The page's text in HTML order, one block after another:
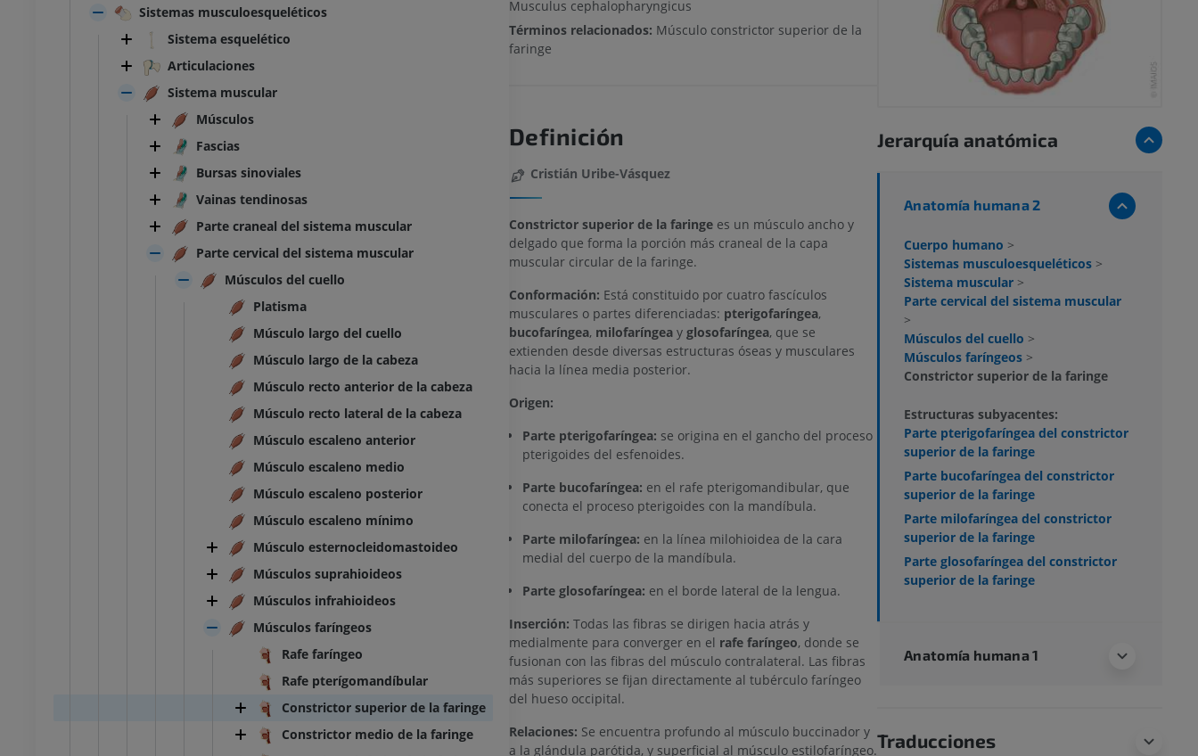
Sistemas musculoesqueléticos
Sistema esquelético
Articulaciones
Sistema muscular
Músculos
Fascias
Bursas sinoviales
Vainas tendinosas
Parte craneal del sistema muscular
Parte cervical del sistema muscular
Músculos del cuello
Platisma
Músculo largo del cuello
Músculo largo de la cabeza
Músculo recto anterior de la cabeza
Músculo recto lateral de la cabeza
Músculo escaleno anterior
Músculo escaleno medio
Músculo escaleno posterior
Músculo escaleno mínimo
Músculo esternocleidomastoideo
Músculos suprahioideos
Músculos infrahioideos
Músculos faríngeos
Rafe faríngeo
Rafe pterígomandíbular
Constrictor superior de la faringe
Constrictor medio de la faringe
Musculus cephalopharyngicus
Términos relacionados: Músculo constrictor superior de la
faringe
Definición
Cristián Uribe-Vásquez
Constrictor superior de la faringees un músculo ancho y
delgado que forma la porción más craneal de la capa
muscular circular de la faringe.
Conformación: Está constituido por cuatro fascículos
musculares o partes diferenciadas: pterigofaríngea,
bucofaríngea, milofaríngeay glosofaríngea, que se
extienden desde diversas estructuras óseas y musculares
hacia la línea media posterior.
Origen:
Parte pterigofaríngea: se origina en el gancho del proceso
pterigoides del esfenoides.
Parte bucofaríngea: en el rafe pterigomandibular, que
conecta el proceso pterigoides con la mandíbula.
Parte milofaríngea: en la línea milohioidea de la cara
medial del cuerpo de la mandíbula.
Parte glosofaríngea: en el borde lateral de la lengua.
Inserción: Todas las fibras se dirigen hacia atrás y
medialmente para converger en el rafe faríngeo, donde se
fusionan con las fibras del músculo contralateral. Las fibras
más superiores se fijan directamente al tubérculo faríngeo
del hueso occipital.
Relaciones: Se encuentra profundo al músculo buccinador y
a la glándula parótida, y superficial al músculo estilofaríngeo.
Jerarquía anatómica
Anatomía humana 2
Cuerpo humano >
Sistemas musculoesqueléticos >
Sistema muscular >
Parte cervical del sistema muscular
>
Músculos del cuello >
Músculos faríngeos >
Constrictor superior de la faringe
Estructuras subyacentes:
Parte pterigofaríngea del constrictor
superior de la faringe
Parte bucofaríngea del constrictor
superior de la faringe
Parte milofaríngea del constrictor
superior de la faringe
Parte glosofaríngea del constrictor
superior de la faringe
Anatomía humana 1
Traducciones